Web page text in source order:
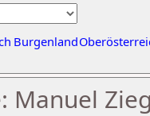
Burgenland
Manuel